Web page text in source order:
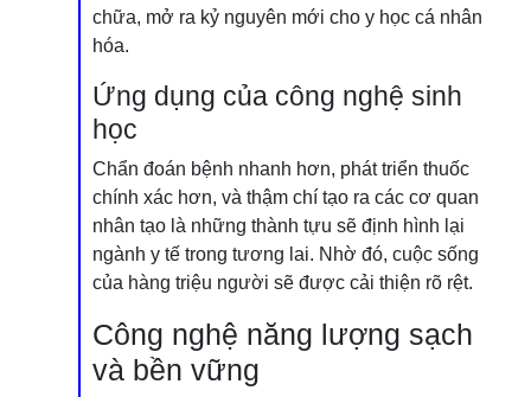
chữa, mở ra kỷ nguyên mới cho y học cá nhân
hóa.
Ứng dụng của công nghệ sinh
học
Chẩn đoán bệnh nhanh hơn, phát triển thuốc
chính xác hơn, và thậm chí tạo ra các cơ quan
nhân tạo là những thành tựu sẽ định hình lại
ngành y tế trong tương lai. Nhờ đó, cuộc sống
của hàng triệu người sẽ được cải thiện rõ rệt.
Công nghệ năng lượng sạch
và bền vững